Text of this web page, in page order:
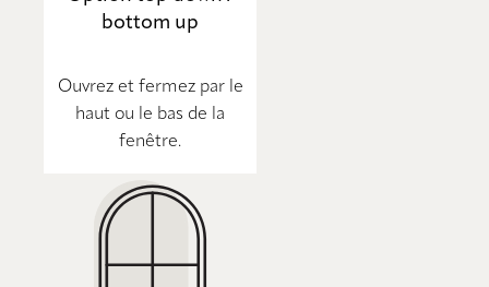
bottom up
Ouvrez et fermez par le
haut ou le bas de la
fenêtre.